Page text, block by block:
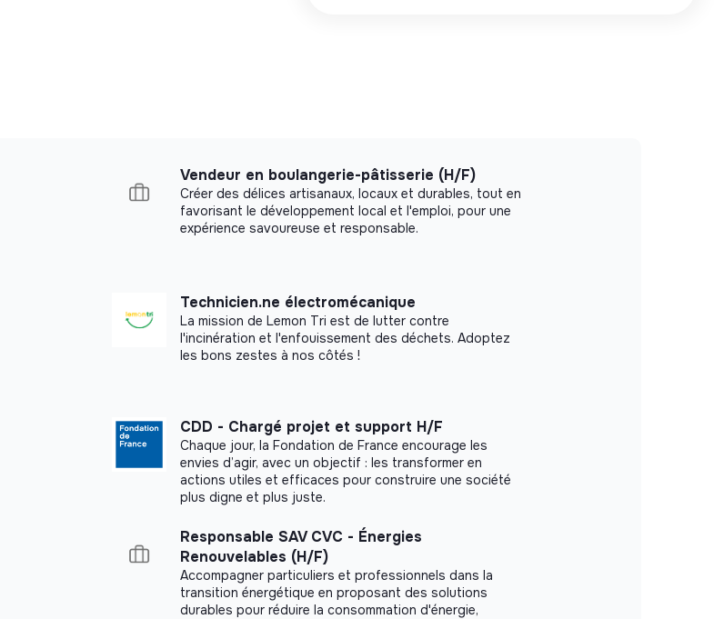
Vendeur en boulangerie-pâtisserie (H/F)
Créer des délices artisanaux, locaux et durables, tout en
favorisant le développement local et l'emploi, pour une
expérience savoureuse et responsable.
Technicien.ne électromécanique
La mission de Lemon Tri est de lutter contre
l'incinération et l'enfouissement des déchets. Adoptez
les bons zestes à nos côtés !
CDD - Chargé projet et support H/F
Chaque jour, la Fondation de France encourage les
envies d’agir, avec un objectif : les transformer en
actions utiles et efficaces pour construire une société
plus digne et plus juste.
Responsable SAV CVC - Énergies
Renouvelables (H/F)
Accompagner particuliers et professionnels dans la
transition énergétique en proposant des solutions
durables pour réduire la consommation d'énergie,